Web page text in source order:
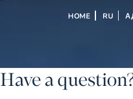
HOME RU
Have a